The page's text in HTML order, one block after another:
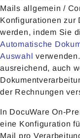
Mails allgemein /
Konfigurationen zur
werden, indem Sie
Automatische
Auswahl
ausreichend, auch
der Rechnungen
In DocuWare On-
eine Konfiguration
Mail pro